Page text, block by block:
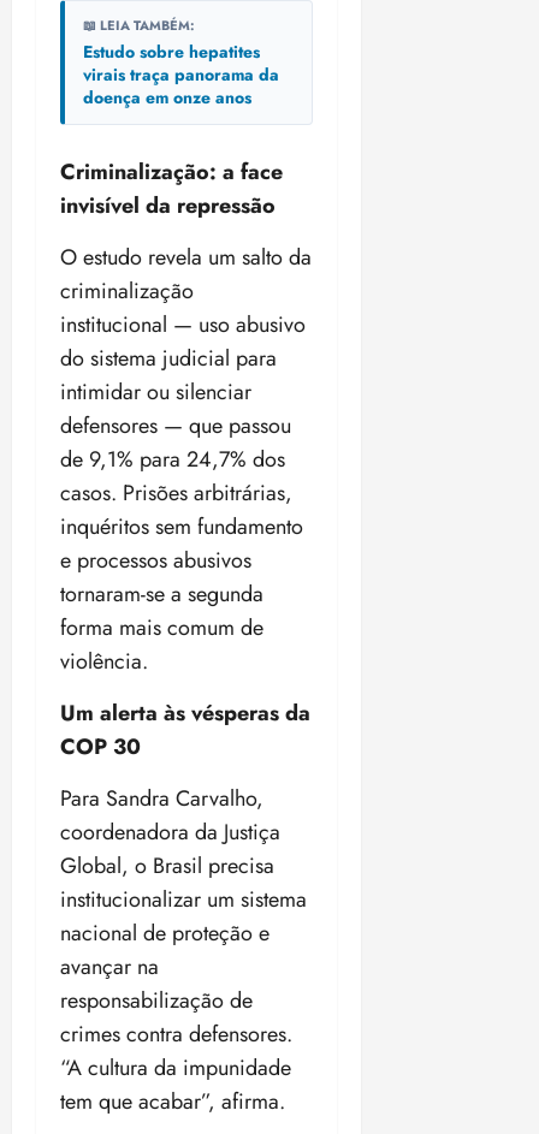
📖 LEIA TAMBÉM:
Estudo sobre hepatites
virais traça panorama da
doença em onze anos
Criminalização: a face
invisível da repressão
O estudo revela um salto da
criminalização
institucional — uso abusivo
do sistema judicial para
intimidar ou silenciar
defensores — que passou
de 9,1% para 24,7% dos
casos. Prisões arbitrárias,
inquéritos sem fundamento
e processos abusivos
tornaram-se a segunda
forma mais comum de
violência.
Um alerta às vésperas da
COP 30
Para Sandra Carvalho,
coordenadora da Justiça
Global, o Brasil precisa
institucionalizar um sistema
nacional de proteção e
avançar na
responsabilização de
crimes contra defensores.
“A cultura da impunidade
tem que acabar”, afirma.